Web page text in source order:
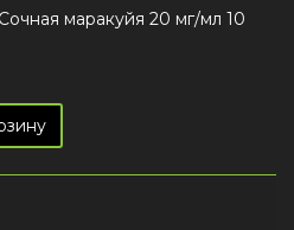
маракуйя 20 мг/мл 10